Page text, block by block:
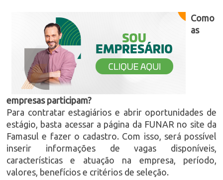
Como
as
empresas participam?
Para contratar estagiários e abrir oportunidades de
estágio, basta acessar a página da FUNAR no site da
Famasul e fazer o cadastro. Com isso, será possível
inserir informações de vagas disponíveis,
características e atuação na empresa, período,
valores, benefícios e critérios de seleção.